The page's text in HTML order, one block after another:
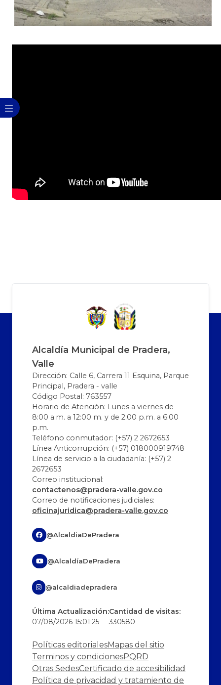
Alcaldía Municipal de Pradera,
Valle
Dirección: Calle 6, Carrera 11 Esquina, Parque
Principal, Pradera - valle
Código Postal: 763557
Horario de Atención: Lunes a viernes de
8:00 a.m. a 12:00 m. y de 2:00 p.m. a 6:00
p.m.
Teléfono conmutador: (+57) 2 2672653
Línea Anticorrupción: (+57) 018000919748
Línea de servicio a la ciudadanía: (+57) 2
2672653
Correo institucional:
contactenos@pradera-valle.gov.co
Correo de notificaciones judiciales:
oficinajuridica@pradera-valle.gov.co
@AlcaldiaDePradera
@AlcaldíaDePradera
@alcaldiadepradera
Última Actualización:
07/08/2026 15:01:25
Cantidad de visitas:
330580
Políticas editorialesMapas del sitio
Terminos y condicionesPQRD
Otras SedesCertificado de accesibilidad
Política de privacidad y tratamiento de